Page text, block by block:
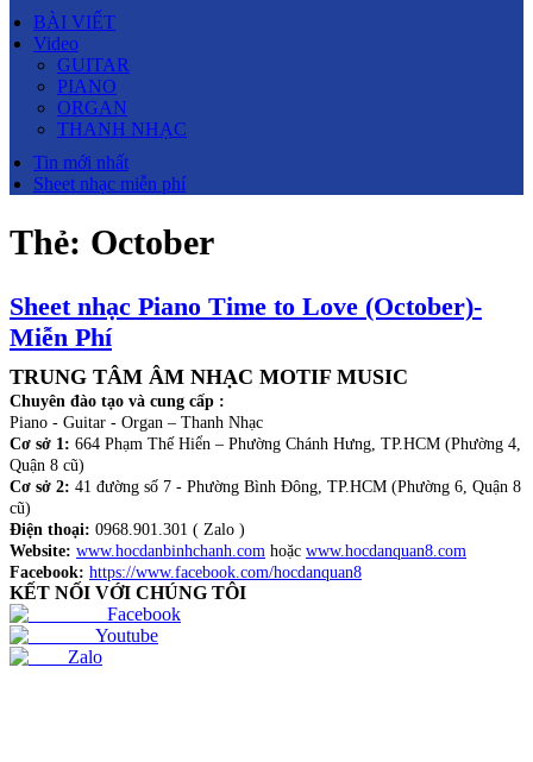
BÀI VIẾT
Video
GUITAR
PIANO
ORGAN
THANH NHẠC
Tin mới nhất
Sheet nhạc miễn phí
Thẻ: October
Sheet nhạc Piano Time to Love (October)-
Miễn Phí
TRUNG TÂM ÂM NHẠC MOTIF MUSIC
Chuyên đào tạo và cung cấp :
Piano - Guitar - Organ – Thanh Nhạc
Cơ sở 1: 664 Phạm Thế Hiển – Phường Chánh Hưng, TP.HCM (Phường 4,
Quận 8 cũ)
Cơ sở 2: 41 đường số 7 - Phường Bình Đông, TP.HCM (Phường 6, Quận 8
cũ)
Điện thoại: 0968.901.301 ( Zalo )
Website: www.hocdanbinhchanh.com hoặc www.hocdanquan8.com
Facebook: https://www.facebook.com/hocdanquan8
KẾT NỐI VỚI CHÚNG TÔI
Facebook
Youtube
Zalo